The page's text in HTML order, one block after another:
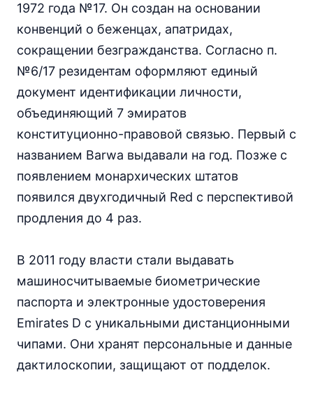
1972 года №17. Он создан на основании
конвенций о беженцах, апатридах,
сокращении безгражданства. Согласно п.
№6/17 резидентам оформляют единый
документ идентификации личности,
объединяющий 7 эмиратов
конституционно-правовой связью. Первый с
названием Barwa выдавали на год. Позже с
появлением монархических штатов
появился двухгодичный Red с перспективой
продления до 4 раз.
В 2011 году власти стали выдавать
машиносчитываемые биометрические
паспорта и электронные удостоверения
Emirates D с уникальными дистанционными
чипами. Они хранят персональные и данные
дактилоскопии, защищают от подделок.